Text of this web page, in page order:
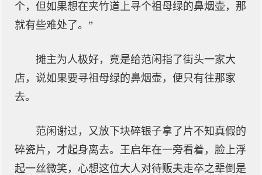
个，但如果想在夹竹道上寻个祖母绿的鼻烟壶，那
就有些难处了。”
摊主为人极好，竟是给范闲指了街头一家大
店，说如果要寻祖母绿的鼻烟壶，便只有往那家
去。
范闲谢过，又放下块碎银子拿了片不知真假的
碎瓷片，才起身离去。王启年在一旁看着，脸上浮
起一丝微笑，心想这位大人对待贩夫走卒之辈倒是